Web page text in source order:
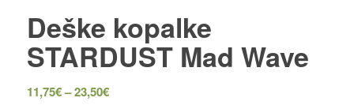
Deške kopalke
STARDUST Mad Wave
11,75€–23,50€